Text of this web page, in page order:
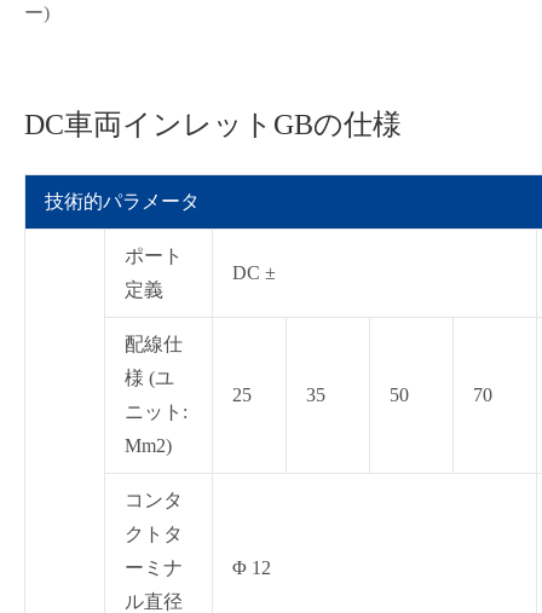
ー)
DC車両インレットGBの仕様
技術的パラメータ
ポート
定義
DC ±
配線仕
様 (ユ
ニット:
Mm2)
25 35 50 70
コンタ
クトタ
ーミナ
ル直径
Φ 12